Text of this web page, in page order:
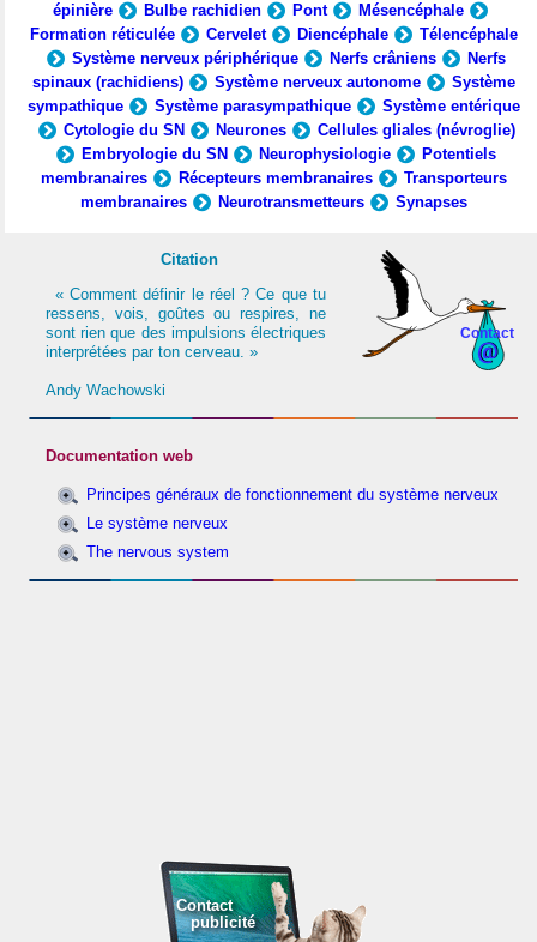
épinière
Bulbe rachidien Pont
Mésencéphale
Formation réticulée
Cervelet Diencéphale
Télencéphale
Système nerveux périphérique
Nerfs crâniens
Nerfs
spinaux (rachidiens)
Système nerveux autonome
Système
sympathique
Système parasympathique
Système entérique
Cytologie du SN
Neurones
Cellules gliales (névroglie)
Embryologie du SN
Neurophysiologie
Potentiels
membranaires
Récepteurs membranaires
Transporteurs
membranaires
Neurotransmetteurs Synapses
Contact
Citation
« Comment définir le réel ? Ce que tu
ressens, vois, goûtes ou respires, ne
sont rien que des impulsions électriques
interprétées par ton cerveau. »
Andy Wachowski
Documentation web
Principes généraux de fonctionnement du système nerveux
Le système nerveux
The nervous system
Contact
publicité